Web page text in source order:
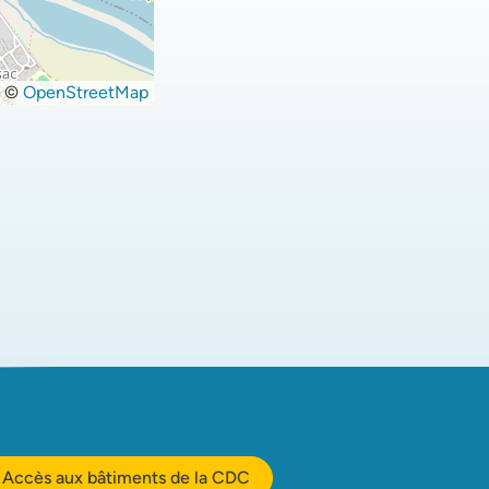
© OpenStreetMap
Accès aux bâtiments de la CDC